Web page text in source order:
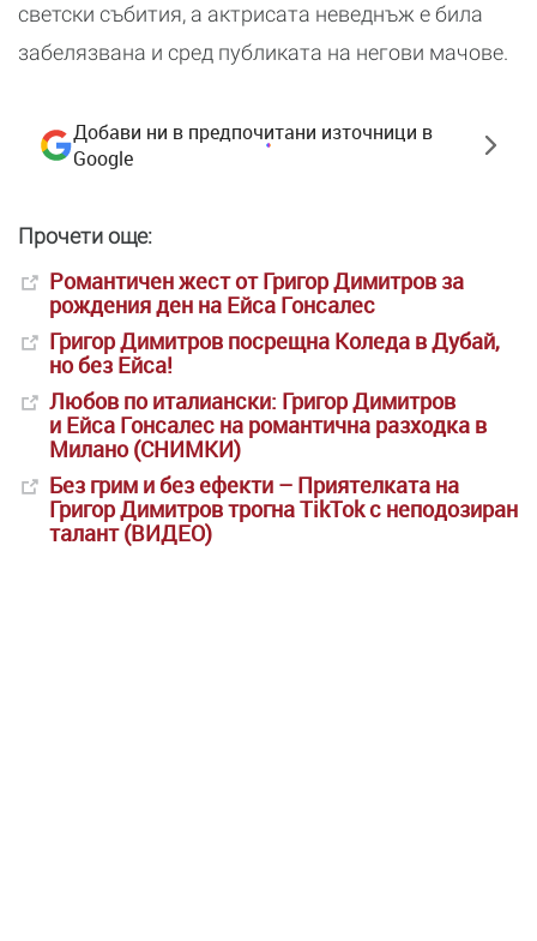
светски събития, а актрисата неведнъж е била
забелязвана и сред публиката на негови мачове.
Добави ни в предпочитани източници в
Google
Прочети още:
Романтичен жест от Григор Димитров за
рождения ден на Ейса Гонсалес
Григор Димитров посрещна Коледа в Дубай,
но без Ейса!
Любов по италиански: Григор Димитров
и Ейса Гонсалес на романтична разходка в
Милано (СНИМКИ)
Без грим и без ефекти – Приятелката на
Григор Димитров трогна TikTok с неподозиран
талант (ВИДЕО)